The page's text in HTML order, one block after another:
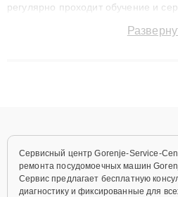
регулярно проходит обучение и
технику с сохранением гарантии
Сервисный центр Gorenje-Service-
ремонта посудомоечных машин
Сервис предлагает бесплатную
диагностику и фиксированные для